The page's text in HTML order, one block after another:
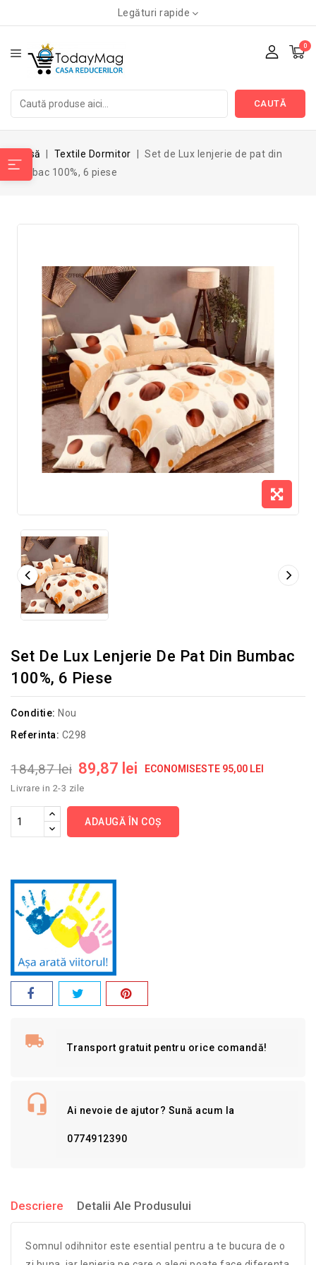
Legături rapide
0
CAUTĂ
Acasă Textile Dormitor
Set de Lux lenjerie de pat din
bumbac 100%, 6 piese
Set De Lux Lenjerie De Pat Din Bumbac
100%, 6 Piese
Conditie: Nou
Referinta: C298
184,87 lei 89,87 lei ECONOMISESTE 95,00 LEI
Livrare in 2-3 zile
ADAUGĂ ÎN COȘ
Transport gratuit pentru orice comandă!
Ai nevoie de ajutor? Sună acum la
0774912390
Descriere Detalii Ale Produsului
Somnul odihnitor este esential pentru a te bucura de o